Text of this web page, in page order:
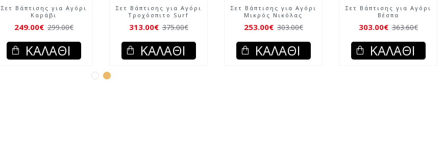
Σετ Βάπτισης για Αγόρι
Καράβι
249.00€ 299.00€
ΚΑΛΆΘΙ
Σετ Βάπτισης για Αγόρι
Τροχόσπιτο Surf
313.00€ 375.00€
ΚΑΛΆΘΙ
Σετ Βάπτισης για Αγόρι
Μικρός Νικόλας
253.00€ 303.00€
ΚΑΛΆΘΙ
Σετ Βάπτισης για Αγόρι
Βέσπα
303.00€ 363.60€
ΚΑΛΆΘΙ